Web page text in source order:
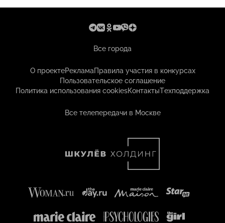
Все города
О проектеРекламаПравила участия в конкурсах
Пользовательское соглашение
Политика использования cookiesКонтактыТехподдержка
Все телепередачи в Москве